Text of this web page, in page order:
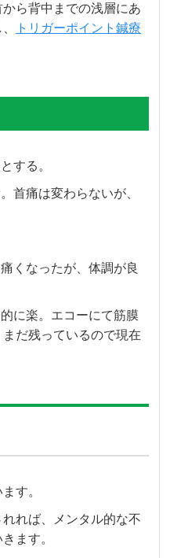
ら背中までの浅層にあ
トリガーポイント鍼療
する。
首痛は変わらないが、
くなったが、体調が良
に楽。エコーにて筋膜
だ残っているので現在
す。
れば、メンタル的な不
ます。